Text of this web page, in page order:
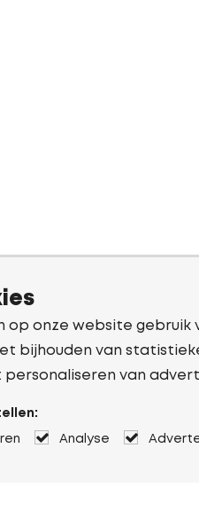
op onze website gebruik
bijhouden van
van
Analyse